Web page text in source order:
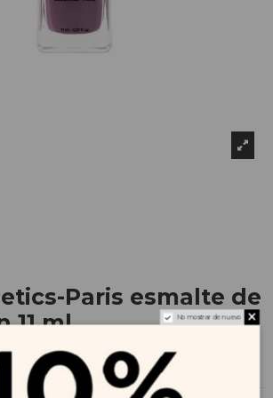
Paris esmalte de
11 ml
No mostrar de nuevo